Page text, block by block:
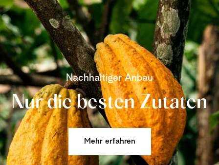
Nachhaltiger Anbau
Nur die besten Zutaten
Mehr erfahren